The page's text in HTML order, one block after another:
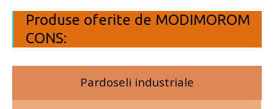
Produse oferite de MODIMOROM
CONS:
Pardoseli industriale